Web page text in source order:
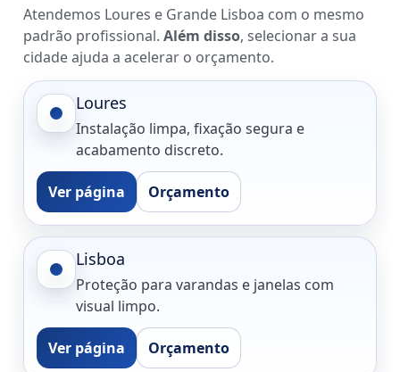
Atendemos Loures e Grande Lisboa com o mesmo
padrão profissional. Além disso, selecionar a sua
cidade ajuda a acelerar o orçamento.
Loures
Instalação limpa, fixação segura e
acabamento discreto.
Ver página Orçamento
Lisboa
Proteção para varandas e janelas com
visual limpo.
Ver página Orçamento